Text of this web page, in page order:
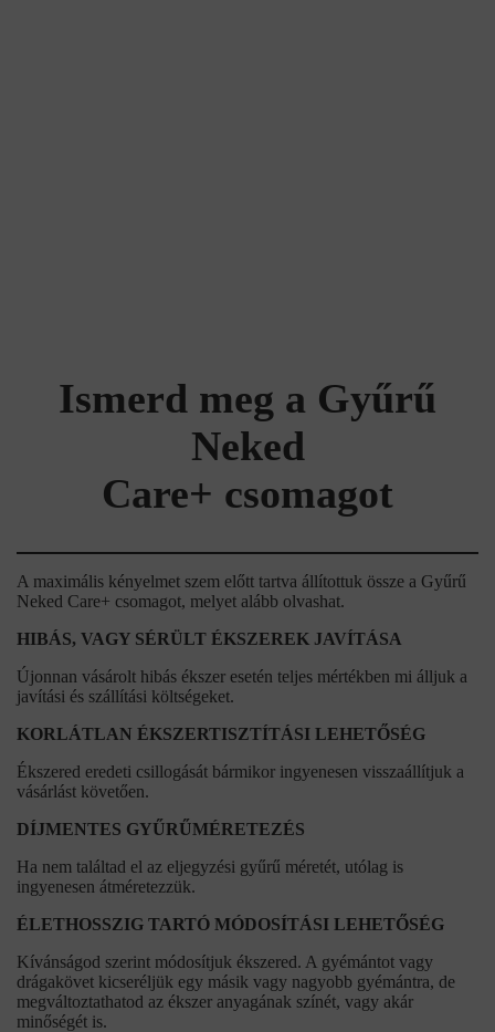
Ismerd meg a Gyűrű
Neked
Care+ csomagot
A maximális kényelmet szem előtt tartva állítottuk össze a Gyűrű
Neked Care+ csomagot, melyet alább olvashat.
HIBÁS, VAGY SÉRÜLT ÉKSZEREK JAVÍTÁSA
Újonnan vásárolt hibás ékszer esetén teljes mértékben mi álljuk a
javítási és szállítási költségeket.
KORLÁTLAN ÉKSZERTISZTÍTÁSI LEHETŐSÉG
Ékszered eredeti csillogását bármikor ingyenesen visszaállítjuk a
vásárlást követően.
DÍJMENTES GYŰRŰMÉRETEZÉS
Ha nem találtad el az eljegyzési gyűrű méretét, utólag is
ingyenesen átméretezzük.
ÉLETHOSSZIG TARTÓ MÓDOSÍTÁSI LEHETŐSÉG
Kívánságod szerint módosítjuk ékszered. A gyémántot vagy
drágakövet kicseréljük egy másik vagy nagyobb gyémántra, de
megváltoztathatod az ékszer anyagának színét, vagy akár
minőségét is.